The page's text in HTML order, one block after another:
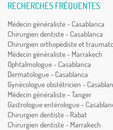
RECHERCHES FRÉQUENTES
Médecin généraliste - Casablanca
Chirurgien dentiste - Casablanca
Chirurgien orthopédiste et
Médecin généraliste - Marrakech
Ophtalmologue - Casablanca
Dermatologue - Casablanca
Gynécologue obstétricien -
Médecin généraliste - Tanger
Gastrologue entérologue -
Chirurgien dentiste - Rabat
Chirurgien dentiste - Marrakech